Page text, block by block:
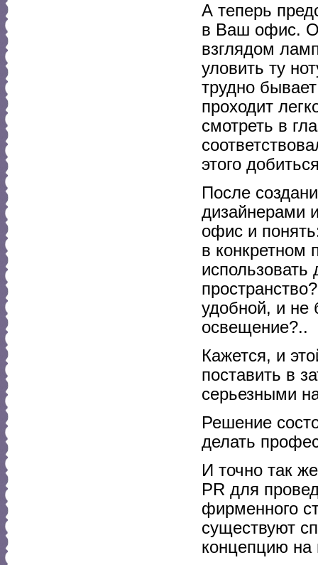
А теперь
в Ваш офис.
взглядом
уловить ту
трудно
проходит
смотреть в
этого
После
дизайнерами
офис и
в конкретном
использовать
удобной, и не
освещение?..
Кажется, и
поставить в
серьезными
Решение
делать
И точно так
PR для
фирменного
существуют
концепцию на